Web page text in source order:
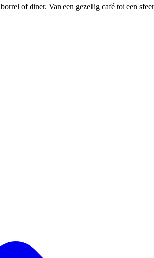
of diner. Van een gezellig café tot een